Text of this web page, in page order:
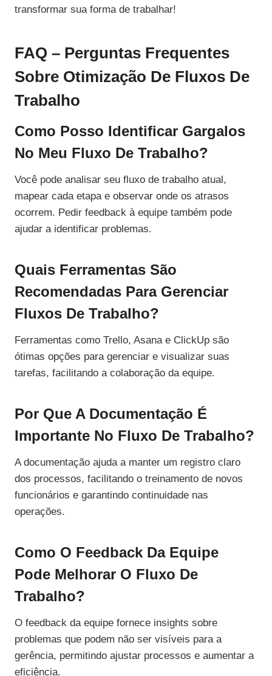
transformar sua forma de trabalhar!
FAQ – Perguntas Frequentes
Sobre Otimização De Fluxos De
Trabalho
Como Posso Identificar Gargalos
No Meu Fluxo De Trabalho?
Você pode analisar seu fluxo de trabalho atual,
mapear cada etapa e observar onde os atrasos
ocorrem. Pedir feedback à equipe também pode
ajudar a identificar problemas.
Quais Ferramentas São
Recomendadas Para Gerenciar
Fluxos De Trabalho?
Ferramentas como Trello, Asana e ClickUp são
ótimas opções para gerenciar e visualizar suas
tarefas, facilitando a colaboração da equipe.
Por Que A Documentação É
Importante No Fluxo De Trabalho?
A documentação ajuda a manter um registro claro
dos processos, facilitando o treinamento de novos
funcionários e garantindo continuidade nas
operações.
Como O Feedback Da Equipe
Pode Melhorar O Fluxo De
Trabalho?
O feedback da equipe fornece insights sobre
problemas que podem não ser visíveis para a
gerência, permitindo ajustar processos e aumentar a
eficiência.